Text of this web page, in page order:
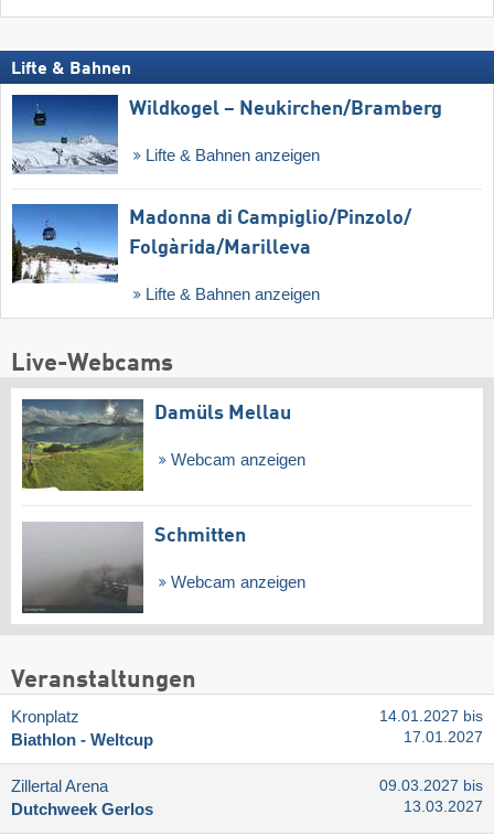
Lifte & Bahnen
Wildkogel – Neukirchen/​Bramberg
Lifte & Bahnen anzeigen
Madonna di Campiglio/​Pinzolo/​
Folgàrida/​Marilleva
Lifte & Bahnen anzeigen
Live-Webcams
Damüls Mellau
Webcam anzeigen
Schmitten
Webcam anzeigen
Veranstaltungen
Kronplatz
Biathlon - Weltcup
14.01.2027 bis
17.01.2027
Zillertal Arena
Dutchweek Gerlos
09.03.2027 bis
13.03.2027